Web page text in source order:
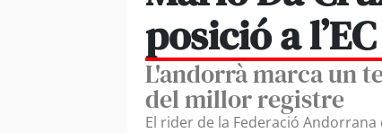
posició a
L'andorrà marca un
del millor registre
El rider de la Federació Andorrana